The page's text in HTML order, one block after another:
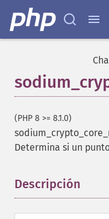
(PHP 8 >= 8.1.0)
Determina si un
Descripción